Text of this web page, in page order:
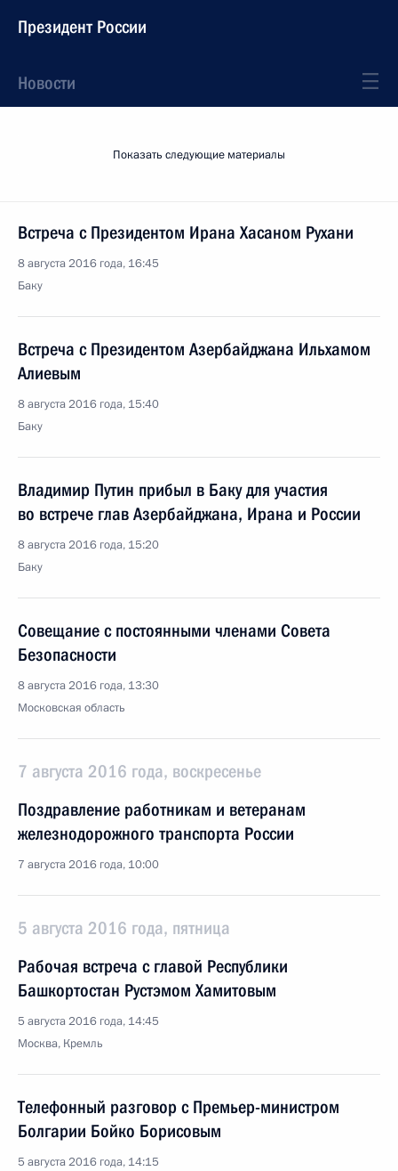
Президент России
Новости
Показать следующие материалы
Встреча с Президентом Ирана Хасаном Рухани
8 августа 2016 года, 16:45
Баку
Встреча с Президентом Азербайджана Ильхамом
Алиевым
8 августа 2016 года, 15:40
Баку
Владимир Путин прибыл в Баку для участия
во встрече глав Азербайджана, Ирана и России
8 августа 2016 года, 15:20
Баку
Совещание с постоянными членами Совета
Безопасности
8 августа 2016 года, 13:30
Московская область
7 августа 2016 года, воскресенье
Поздравление работникам и ветеранам
железнодорожного транспорта России
7 августа 2016 года, 10:00
5 августа 2016 года, пятница
Рабочая встреча с главой Республики
Башкортостан Рустэмом Хамитовым
5 августа 2016 года, 14:45
Москва, Кремль
Телефонный разговор с Премьер-министром
Болгарии Бойко Борисовым
5 августа 2016 года, 14:15